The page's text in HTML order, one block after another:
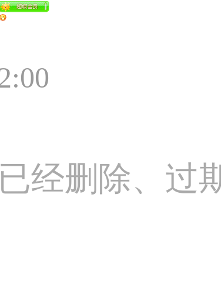
经删除、过